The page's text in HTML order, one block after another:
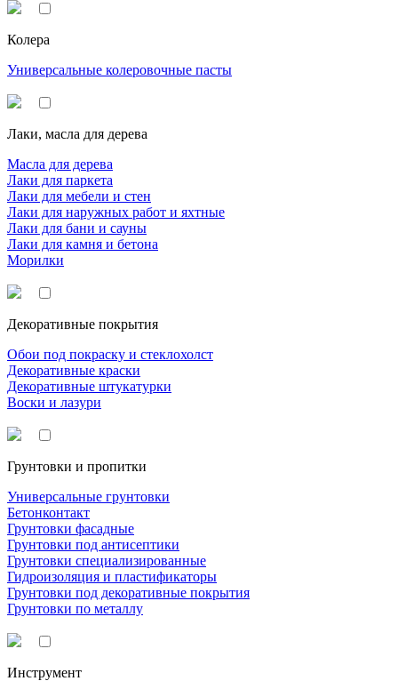
Колера
Универсальные колеровочные пасты
Лаки, масла для дерева
Масла для дерева
Лаки для паркета
Лаки для мебели и стен
Лаки для наружных работ и яхтные
Лаки для бани и сауны
Лаки для камня и бетона
Морилки
Декоративные покрытия
Обои под покраску и стеклохолст
Декоративные краски
Декоративные штукатурки
Воски и лазури
Грунтовки и пропитки
Универсальные грунтовки
Бетонконтакт
Грунтовки фасадные
Грунтовки под антисептики
Грунтовки специализированные
Гидроизоляция и пластификаторы
Грунтовки под декоративные покрытия
Грунтовки по металлу
Инструмент